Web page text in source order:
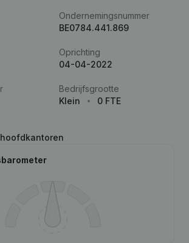
Ondernemingsnummer
BE0784.441.869
Oprichting
04-04-2022
Bedrijfsgrootte
Klein
0 FTE